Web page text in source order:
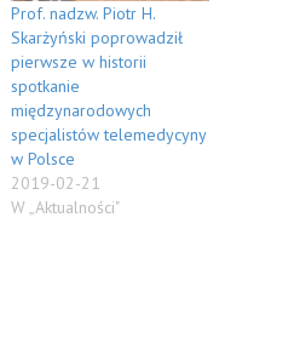
Prof. nadzw. Piotr H.
Skarżyński poprowadził
pierwsze w historii
spotkanie
międzynarodowych
specjalistów telemedycyny
w Polsce
2019-02-21
W „Aktualności"